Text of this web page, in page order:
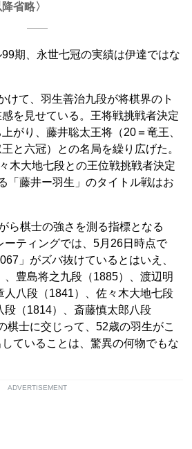
省略〉
期、永世七冠の実績は伊達ではな
て、羽生善治九段が将棋界のト
を見せている。王将戦挑戦者決定
がり、藤井聡太王将（20＝竜王、
と六冠）との名局を繰り広げた。
木大地七段との王位戦挑戦者決定
「藤井ー羽生」のタイトル戦はお
ら棋士の強さを測る指標となる
ーティングでは、5月26日時点で
」がズバ抜けているとはいえ、
、豊島将之九段（1885）、渡辺明
人八段（1841）、佐々木大地七段
段（1814）、斎藤慎太郎八段
棋士に交じって、52歳の羽生がこ
ていることは、驚異の何物でもな
ADVERTISEMENT